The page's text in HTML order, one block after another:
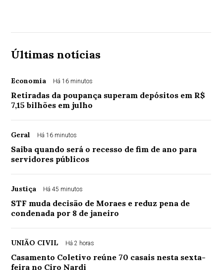
Últimas notícias
Economia Há 16 minutos
Retiradas da poupança superam depósitos em R$
7,15 bilhões em julho
Geral Há 16 minutos
Saiba quando será o recesso de fim de ano para
servidores públicos
Justiça Há 45 minutos
STF muda decisão de Moraes e reduz pena de
condenada por 8 de janeiro
UNIÃO CIVIL Há 2 horas
Casamento Coletivo reúne 70 casais nesta sexta-
feira no Ciro Nardi